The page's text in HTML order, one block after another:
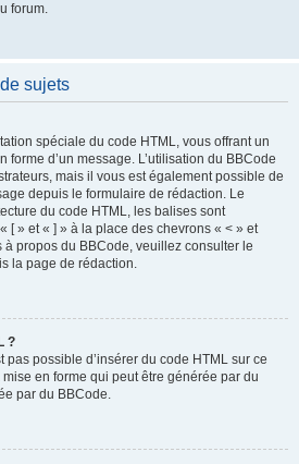
forum.
sujets
spéciale du code HTML, vous offrant un
forme d’un message. L’utilisation du BBCode
mais il vous est également possible de
depuis le formulaire de rédaction. Le
du code HTML, les balises sont
[ » et « ] » à la place des chevrons « < » et
à propos du BBCode, veuillez consulter le
la page de rédaction.
?
pas possible d’insérer du code HTML sur ce
en forme qui peut être générée par du
par du BBCode.